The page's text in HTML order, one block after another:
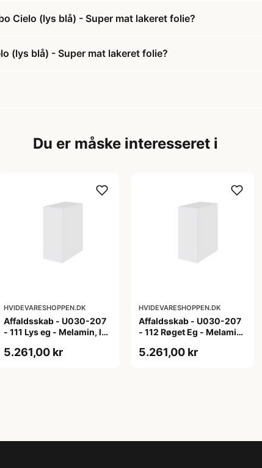
Cielo (lys blå) - Super mat lakeret folie?
(lys blå) - Super mat lakeret folie?
Du er måske interesseret i
HVIDEVARESHOPPEN.DK
Affaldsskab - U030-207
- 111 Lys eg - Melamin, lys
5.261,00 kr
HVIDEVARESHOPPEN.DK
Affaldsskab - U030-207
- 112 Røget Eg - Melamin,
5.261,00 kr